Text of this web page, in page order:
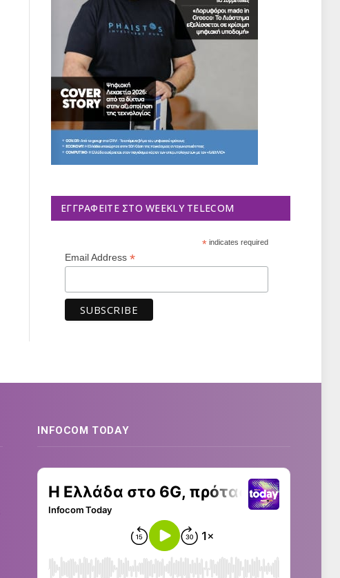
ΕΓΓΡΑΦΕΊΤΕ ΣΤΟ WEEKLY TELECOM
*indicates required
Email Address *
INFOCOM TODAY